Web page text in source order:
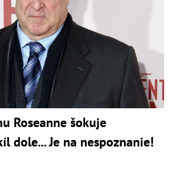
Roseanne šokuje
dole... Je na nespoznanie!